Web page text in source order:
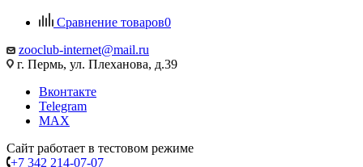
Сравнение товаров0
zooclub-internet@mail.ru
г. Пермь, ул. Плеханова, д.39
Вконтакте
Telegram
MAX
Сайт работает в тестовом режиме
+7 342 214-07-07